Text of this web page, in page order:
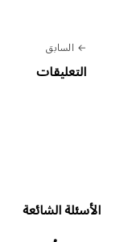
السابق
التعليقات
الأسئلة الشائعة